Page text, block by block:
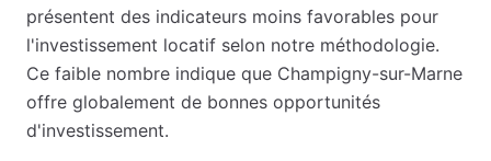
présentent des indicateurs moins favorables pour
l'investissement locatif selon notre méthodologie.
Ce faible nombre indique que Champigny-sur-Marne
offre globalement de bonnes opportunités
d'investissement.